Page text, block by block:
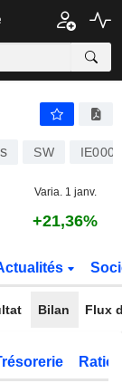
SW
Varia. 1 janv.
+21,36%
Bilan Flux